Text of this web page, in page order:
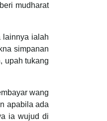
mudharat
lainnya ialah
simpanan
upah tukang
wang
apabila ada
ia wujud di